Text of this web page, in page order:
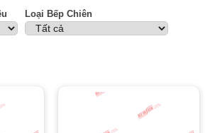
Loại Bếp Chiên